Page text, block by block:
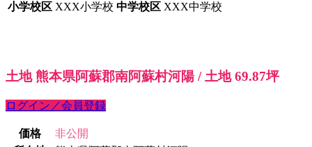
小学校区 XXX小学校 中学校区 XXX中学校
土地 熊本県阿蘇郡南阿蘇村河陽 / 土地 69.87坪
ログイン／会員登録
価格
非公開